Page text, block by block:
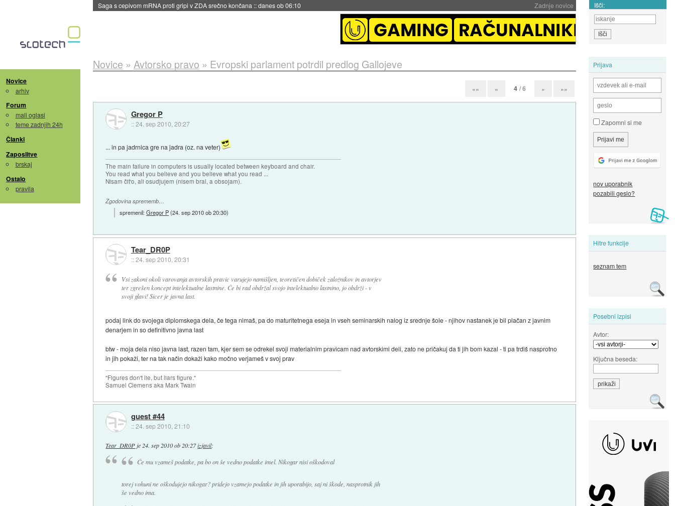
Zadnje novice
BMW v vozilih začel predvajati reklame::danes ob 06:09 Išči:
Novice
arhiv
Forum
mali oglasi
teme zadnjih 24h
Članki
Zaposlitve
brskaj
Ostalo
pravila
Prijava
Zapomni si me
nov uporabnik
pozabili geslo?
Hitre funkcije
seznam tem
Posebni izpisi
Avtor:
Ključna beseda:
Novice » Avtorsko pravo » Evropski parlament potrdil predlog Gallojeve
«« « 4 / 6 » »»
Gregor P
::24. sep 2010, 20:27
... in pa jadrnica gre na jadra (oz. na veter)
The main failure in computers is usually located between keyboard and chair.
You read what you believe and you believe what you read ...
Nisam čit'o, ali osudjujem (nisem bral, a obsojam).
Zgodovina sprememb…
spremenil:Gregor P(24. sep 2010 ob 20:30)
Tear_DR0P
::24. sep 2010, 20:31
Vsi zakoni okoli varovanja avtorskih pravic varujejo namišljen, teoretičen dobiček založnikov in avtorjev
ter zgrešen koncept intelektualne lastnine. Če bi rad obdržal svojo intelektualno lastnino, jo obdrži - v
svoji glavi! Sicer je javna last.
podaj link do svojega diplomskega dela, če tega nimaš, pa do maturitetnega eseja in vseh seminarskih nalog iz srednje šole - njihov nastanek je bil plačan z javnim
denarjem in so definitivno javna last
btw - moja dela niso javna last, razen tam, kjer sem se odrekel svoji materialnim pravicam nad avtorskimi deli, zato ne pričakuj da ti jih bom kazal - ti pa trdiš nasprotno
in jih pokaži, ter na tak način dokaži kako močno verjameš v svoj prav
"Figures don't lie, but liars figure."
Samuel Clemens aka Mark Twain
guest #44
::24. sep 2010, 21:10
Tear_DR0P je 24. sep 2010 ob 20:27izjavil:
Če mu vzameš podatke, pa bo on še vedno podatke imel. Nikogar nisi oškodoval
torej vohuni ne oškodujejo nikogar? pridejo vzamejo podatke in jih uporabijo, saj ni škode, nasprotnik jih
še vedno ima.